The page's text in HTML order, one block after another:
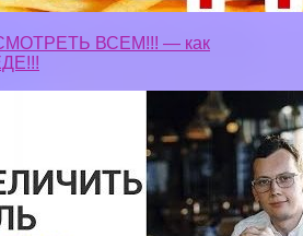
продаж. Как увеличить
МИНИМУМ в 2 раза?